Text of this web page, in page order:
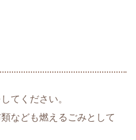
てください。
なども燃えるごみとして